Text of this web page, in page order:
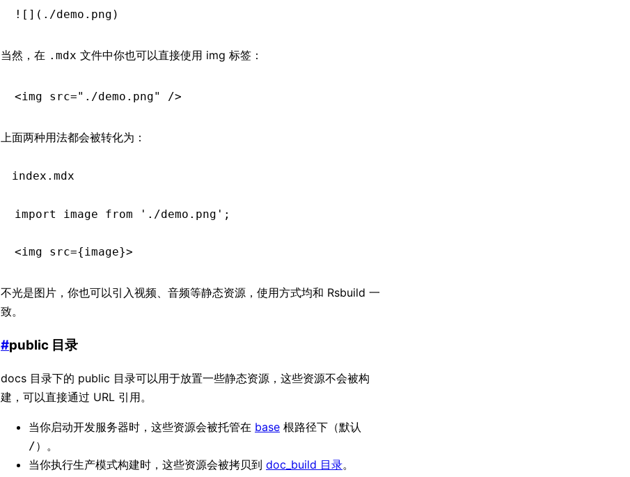
![](./demo.png)
当然，在 .mdx 文件中你也可以直接使用 img 标签：
<img src="./demo.png" />
上面两种用法都会被转化为：
index.mdx
import image from './demo.png' ;
<img src={image}>
不光是图片，你也可以引入视频、音频等静态资源，使用方式均和 Rsbuild 一
致。
#public 目录
docs 目录下的 public 目录可以用于放置一些静态资源，这些资源不会被构
建，可以直接通过 URL 引用。
当你启动开发服务器时，这些资源会被托管在 base 根路径下（默认
/）。
当你执行生产模式构建时，这些资源会被拷贝到 doc_build 目录。